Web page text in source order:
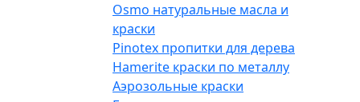
Osmo натуральные масла и
краски
Pinotex пропитки для дерева
Hamerite краски по металлу
Аэрозольные краски